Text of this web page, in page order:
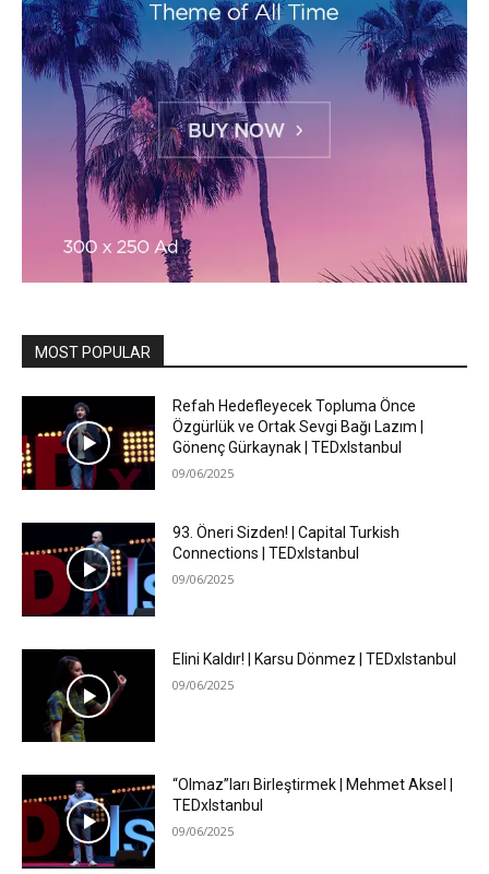
MOST POPULAR
Refah Hedefleyecek Topluma Önce
Özgürlük ve Ortak Sevgi Bağı Lazım |
Gönenç Gürkaynak | TEDxIstanbul
09/06/2025
93. Öneri Sizden! | Capital Turkish
Connections | TEDxIstanbul
09/06/2025
Elini Kaldır! | Karsu Dönmez | TEDxIstanbul
09/06/2025
“Olmaz”ları Birleştirmek | Mehmet Aksel |
TEDxIstanbul
09/06/2025